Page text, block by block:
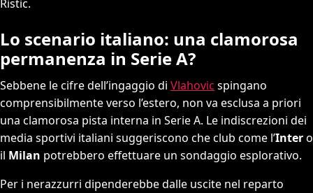
Ristic.
Lo scenario italiano: una clamorosa
permanenza in Serie A?
Sebbene le cifre dell’ingaggio di Vlahovic spingano
comprensibilmente verso l’estero, non va esclusa a priori
una clamorosa pista interna in Serie A. Le indiscrezioni dei
media sportivi italiani suggeriscono che club come l’Intero
il Milan potrebbero effettuare un sondaggio esplorativo.
Per i nerazzurri dipenderebbe dalle uscite nel reparto